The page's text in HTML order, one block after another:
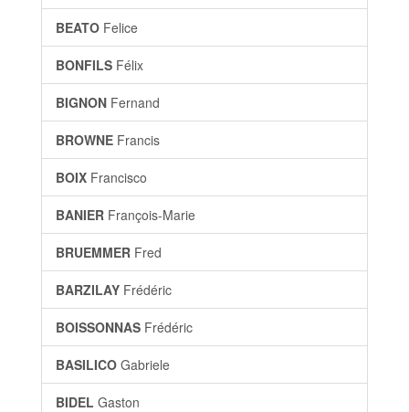
BEATO Felice
BONFILS Félix
BIGNON Fernand
BROWNE Francis
BOIX Francisco
BANIER François-Marie
BRUEMMER Fred
BARZILAY Frédéric
BOISSONNAS Frédéric
BASILICO Gabriele
BIDEL Gaston